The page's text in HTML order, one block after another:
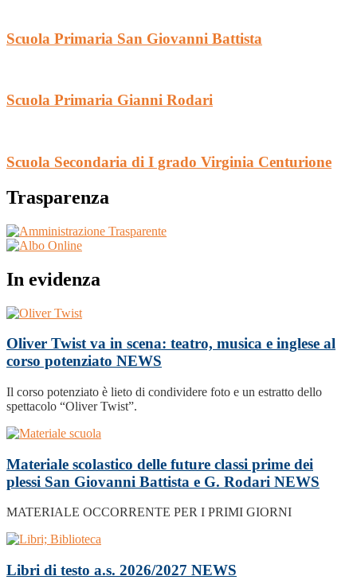
Scuola Primaria San Giovanni Battista
Scuola Primaria Gianni Rodari
Scuola Secondaria di I grado Virginia Centurione
Trasparenza
In evidenza
Oliver Twist va in scena: teatro, musica e inglese al
corso potenziato NEWS
Il corso potenziato è lieto di condividere foto e un estratto dello
spettacolo “Oliver Twist”.
Materiale scolastico delle future classi prime dei
plessi San Giovanni Battista e G. Rodari NEWS
MATERIALE OCCORRENTE PER I PRIMI GIORNI
Libri di testo a.s. 2026/2027 NEWS